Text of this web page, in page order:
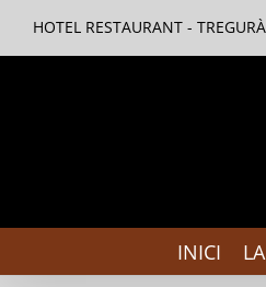
content
HOTEL RESTAURANT -
INICI